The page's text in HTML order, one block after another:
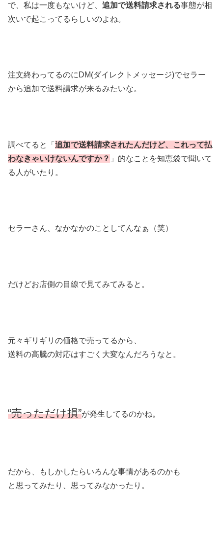
で、私は一度もないけど、 追加で送料請求される事態が相
次いで起こってるらしいのよね。
注文終わってるのにDM(ダイレクトメッセージ)でセラー
から追加で送料請求が来るみたいな。
調べてると「 追加で送料請求されたんだけど、これって払
わなきゃいけないんですか？ 」的なことを知恵袋で聞いて
る人がいたり。
セラーさん、なかなかのことしてんなぁ（笑）
だけどお店側の目線で見てみてみると。
元々ギリギリの価格で売ってるから、
送料の高騰の対応はすごく大変なんだろうなと。
“売っただけ損”が発生してるのかね。
だから、もしかしたらいろんな事情があるのかも
と思ってみたり、思ってみなかったり。